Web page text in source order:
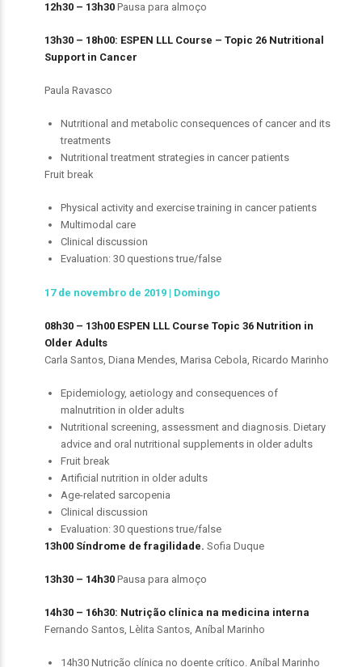
12h30 – 13h30 Pausa para almoço
13h30 – 18h00: ESPEN LLL Course – Topic 26 Nutritional
Support in Cancer
Paula Ravasco
Nutritional and metabolic consequences of cancer and its
treatments
Nutritional treatment strategies in cancer patients
Fruit break
Physical activity and exercise training in cancer patients
Multimodal care
Clinical discussion
Evaluation: 30 questions true/false
17 de novembro de 2019 | Domingo
08h30 – 13h00 ESPEN LLL Course Topic 36 Nutrition in
Older Adults
Carla Santos, Diana Mendes, Marisa Cebola, Ricardo Marinho
Epidemiology, aetiology and consequences of
malnutrition in older adults
Nutritional screening, assessment and diagnosis. Dietary
advice and oral nutritional supplements in older adults
Fruit break
Artificial nutrition in older adults
Age-related sarcopenia
Clinical discussion
Evaluation: 30 questions true/false
13h00 Síndrome de fragilidade. Sofia Duque
13h30 – 14h30 Pausa para almoço
14h30 – 16h30: Nutrição clínica na medicina interna
Fernando Santos, Lèlita Santos, Aníbal Marinho
14h30 Nutrição clínica no doente crítico. Aníbal Marinho